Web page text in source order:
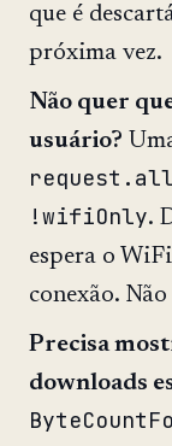
que é
próxima vez.
Não quer
usuário?
!wifiOnly.
espera o
conexão.
Precisa
downloads